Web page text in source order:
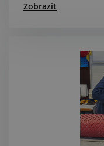
Zobrazit